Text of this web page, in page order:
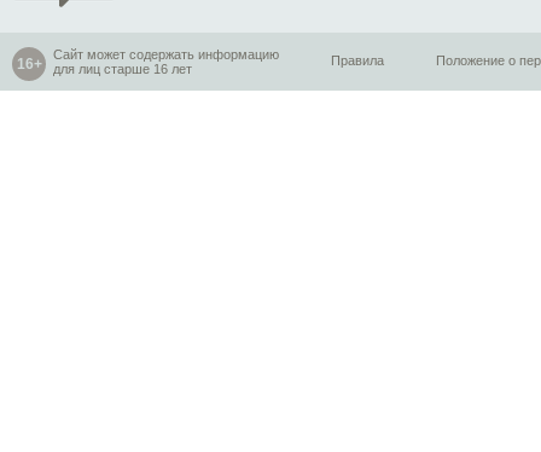
Сайт может содержать информацию
для лиц старше 16 лет
Правила Положение о